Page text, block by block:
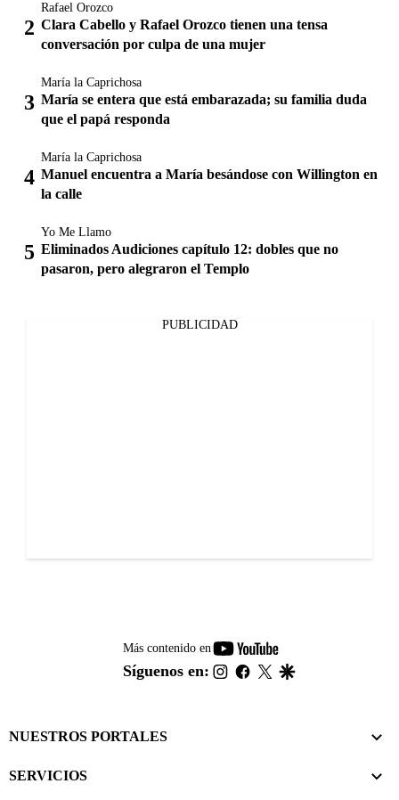
Rafael Orozco
Clara Cabello y Rafael Orozco tienen una tensa
conversación por culpa de una mujer
María la Caprichosa
María se entera que está embarazada; su familia duda
que el papá responda
María la Caprichosa
Manuel encuentra a María besándose con Willington en
la calle
Yo Me Llamo
Eliminados Audiciones capítulo 12: dobles que no
pasaron, pero alegraron el Templo
PUBLICIDAD
Más contenido en
youtube-
footer
Síguenos en: instagram
facebook
twitter
NUESTROS PORTALES
SERVICIOS